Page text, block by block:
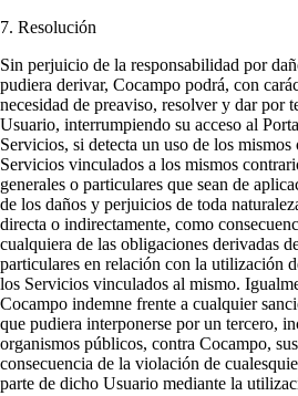
7. Resolución
Sin perjuicio de la responsabilidad por
pudiera derivar, Cocampo podrá, con
necesidad de preaviso, resolver y dar por
Usuario, interrumpiendo su acceso al
Servicios, si detecta un uso de los
Servicios vinculados a los mismos
generales o particulares que sean de
de los daños y perjuicios de toda
directa o indirectamente, como
cualquiera de las obligaciones derivadas
particulares en relación con la utilización
los Servicios vinculados al mismo.
Cocampo indemne frente a cualquier
que pudiera interponerse por un tercero,
organismos públicos, contra Cocampo,
consecuencia de la violación de
parte de dicho Usuario mediante la